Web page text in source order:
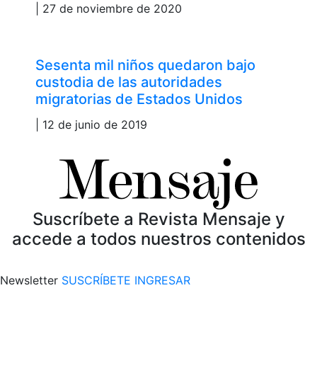
| 27 de noviembre de 2020
Sesenta mil niños quedaron bajo
custodia de las autoridades
migratorias de Estados Unidos
| 12 de junio de 2019
Suscríbete a Revista Mensaje y
accede a todos nuestros contenidos
Newsletter SUSCRÍBETE INGRESAR